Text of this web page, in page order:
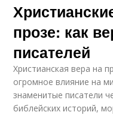
Христианские
Христианская
прозе: как
писателей
Христианская вера на
огромное влияние на
знаменитые писатели
библейских историй,